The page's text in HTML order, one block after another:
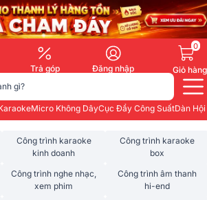
Trả góp Đăng nhập
0
Giỏ hàng
gì?
Micro Không DâyCục Đẩy Công SuấtDàn
Công trình karaoke
kinh doanh
Công trình karaoke
box
Công trình nghe nhạc,
xem phim
Công trình âm thanh
hi-end